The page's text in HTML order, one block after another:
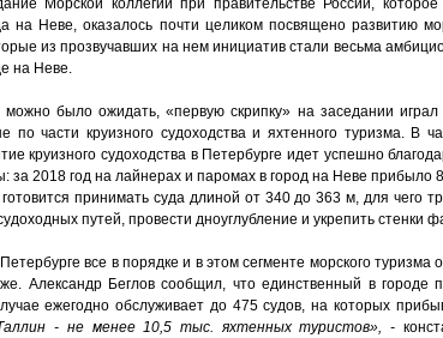
Морской коллегии при правительстве России,
на Неве, оказалось почти целиком посвящено развитию
из прозвучавших на нем инициатив стали весьма
на Неве.
можно было ожидать, «первую скрипку» на заседании
по части круизного судоходства и яхтенного туризма. В
круизного судоходства в Петербурге идет успешно
за 2018 год на лайнерах и паромах в город на Неве прибыло
принимать суда длиной от 340 до 363 м, для чего
путей, провести дноуглубление и укрепить стенки
все в порядке и в этом сегменте морского туризма
Александр Беглов сообщил, что единственный в городе
ежегодно обслуживает до 475 судов, на которых
- не менее 10,5 тыс. яхтенных туристов», -